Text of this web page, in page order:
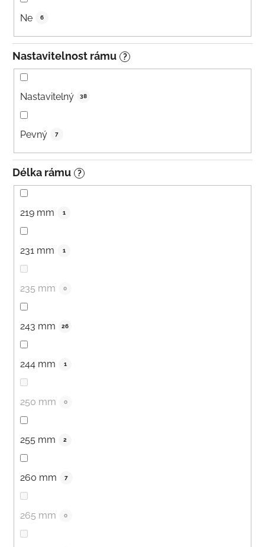
Ne 6
Nastavitelnost rámu ?
Nastavitelný 38
Pevný 7
Délka rámu ?
219 mm 1
231 mm 1
235 mm 0
243 mm 26
244 mm 1
250 mm 0
255 mm 2
260 mm 7
265 mm 0